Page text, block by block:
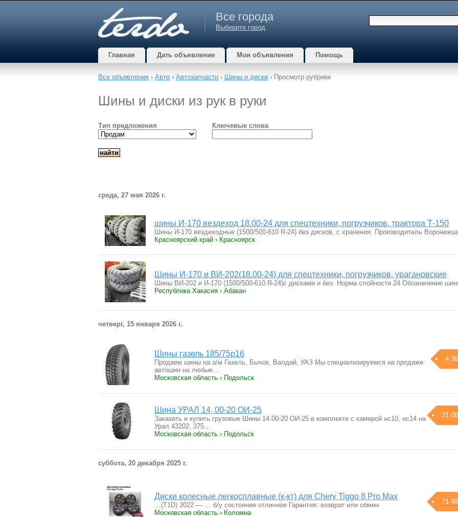
Все города
Выберите город
Главная Дать объявление Мои объявления Помощь
Все объявления › Авто › Автозапчасти › Шины и диски › Просмотр рубрики
Шины и диски из рук в руки
Тип предложения Ключевые слова
среда, 27 мая 2026 г.
шины И-170 вездеход 18.00-24 для спецтехники, погрузчиков, трактора Т-150
Шины И-170 вездеходные (1500/500-610 R-24) без дисков, с хранения. Производитель
Красноярский край › Красноярск
Шины И-170 и ВИ-202(18.00-24) для спецтехники, погрузчиков, урагановские
Шины ВИ-202 и И-170 (1500/500-610 R-24)с дисками и без. Норма слойности 24 Обозначение
Республика Хакасия › Абакан
четверг, 15 января 2026 г.
Шины газель 185/75p16
4
Продаем шины на а/м Газель, Бычок, Валдай, УАЗ Мы специализируемся на продаже
автошин на любые…
Московская область › Подольск
Шина УРАЛ 14, 00-20 ОИ-25
31
Заказать и купить грузовые Шины 14.00-20 ОИ-25 в комплекте с камерой нс10, нс14 на
Урал 43202, 375…
Московская область › Подольск
суббота, 20 декабря 2025 г.
Диски колесные легкосплавные (к-кт) для Chery Tiggo 8 Pro Max
71
…(T1D) 2022 — … б/у состояние отличное Гарантия: возврат или обмен
Московская область › Коломна